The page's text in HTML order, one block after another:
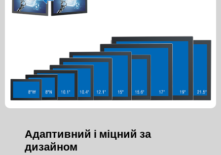
Адаптивний і міцний за
дизайном